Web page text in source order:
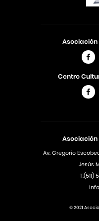
Asociación
Av. Gregorio
Jesús
T.(511)
Asociación
Centro
© 2021